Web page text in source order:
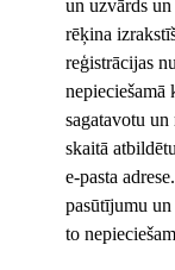
un uzvārds
rēķina
reģistrācijas
nepieciešamā
sagatavotu
skaitā
e-pasta
pasūtījumu
to